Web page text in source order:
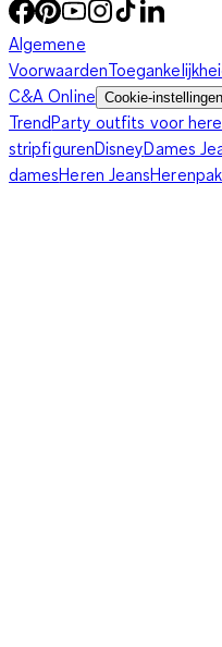
Algemene
Voorwaarden
C&A Online Cookie-instellingen
TrendParty outfits voor
stripfigurenDisneyDames
damesHeren Jeans